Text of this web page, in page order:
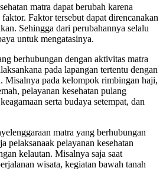
matra dapat berubah karena
Faktor tersebut dapat direncanakan
Sehingga dari perubahannya selalu
untuk mengatasinya.
berhubungan dengan aktivitas matra
pada lapangan tertentu dengan
Misalnya pada kelompok rimbingan haji,
pelayanan kesehatan pulang
serta budaya setempat, dan
matra yang berhubungan
pelaksanaak pelayanan kesehatan
kelautan. Misalnya saja saat
wisata, kegiatan bawah tanah